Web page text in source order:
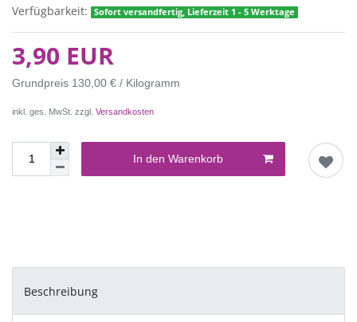
Verfügbarkeit:
Sofort versandfertig, Lieferzeit 1 - 5 Werktage
3,90 EUR
Grundpreis 130,00 € / Kilogramm
inkl. ges. MwSt. zzgl. Versandkosten
In den Warenkorb
Beschreibung